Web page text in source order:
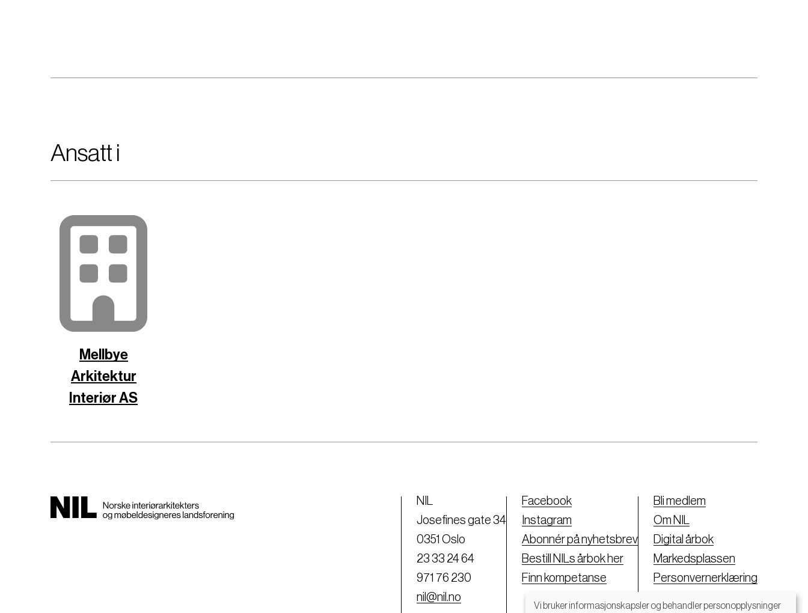
Ansatt i
Mellbye
Arkitektur
Interiør AS
NIL
Josefines gate 34
0351 Oslo
23 33 24 64
971 76 230
nil@nil.no
Facebook
Instagram
Abonnér på nyhetsbrev
Bestill NILs årbok her
Finn kompetanse
Bli medlem
Om NIL
Digital årbok
Markedsplassen
Personvernerklæring
Vi bruker informasjonskapsler og behandler personopplysninger